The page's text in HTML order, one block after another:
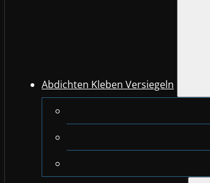
Abdichten Kleben Versiegeln